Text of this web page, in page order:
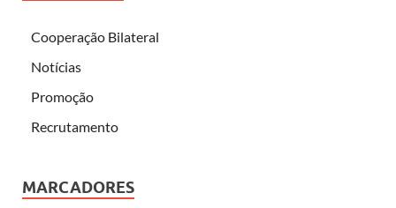
Cooperação Bilateral
Notícias
Promoção
Recrutamento
MARCADORES